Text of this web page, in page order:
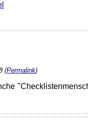
(Permalink)